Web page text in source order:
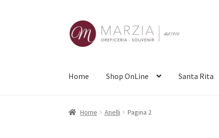
Vai
alla
navigazione
Vai
al
contenuto
Home Shop OnLine Santa Rita
Home Anelli Pagina 2